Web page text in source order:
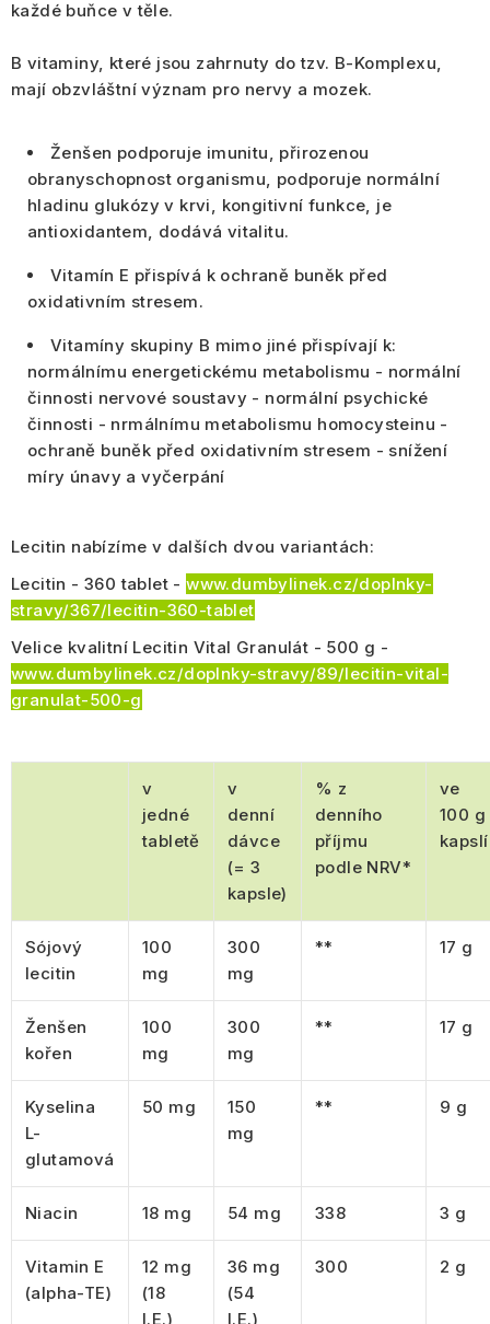
každé buňce v těle.
B vitaminy, které jsou zahrnuty do tzv. B-Komplexu,
mají obzvláštní význam pro nervy a mozek.
Ženšen podporuje imunitu, přirozenou
obranyschopnost organismu, podporuje normální
hladinu glukózy v krvi, kongitivní funkce, je
antioxidantem, dodává vitalitu.
Vitamín E přispívá k ochraně buněk před
oxidativním stresem.
Vitamíny skupiny B mimo jiné přispívají k:
normálnímu energetickému metabolismu - normální
činnosti nervové soustavy - normální psychické
činnosti - nrmálnímu metabolismu homocysteinu -
ochraně buněk před oxidativním stresem - snížení
míry únavy a vyčerpání
Lecitin nabízíme v dalších dvou variantách:
Lecitin - 360 tablet -www.dumbylinek.cz/doplnky-
stravy/367/lecitin-360-tablet
Velice kvalitní Lecitin Vital Granulát - 500 g -
www.dumbylinek.cz/doplnky-stravy/89/lecitin-vital-
granulat-500-g
v
jedné
tabletě
v
denní
dávce
(= 3
kapsle)
% z
denního
příjmu
podle NRV*
ve
100 g
kapslí
Sójový
lecitin
100
mg
300
mg
** 17 g
Ženšen
kořen
100
mg
300
mg
** 17 g
Kyselina
L-
glutamová
50 mg
150
mg
** 9 g
Niacin 18 mg 54 mg 338 3 g
Vitamin E
(alpha-TE)
12 mg
(18
I.E.)
36 mg
(54
I.E.)
300 2 g